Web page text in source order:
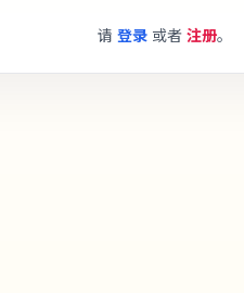
请登录 或者注册。